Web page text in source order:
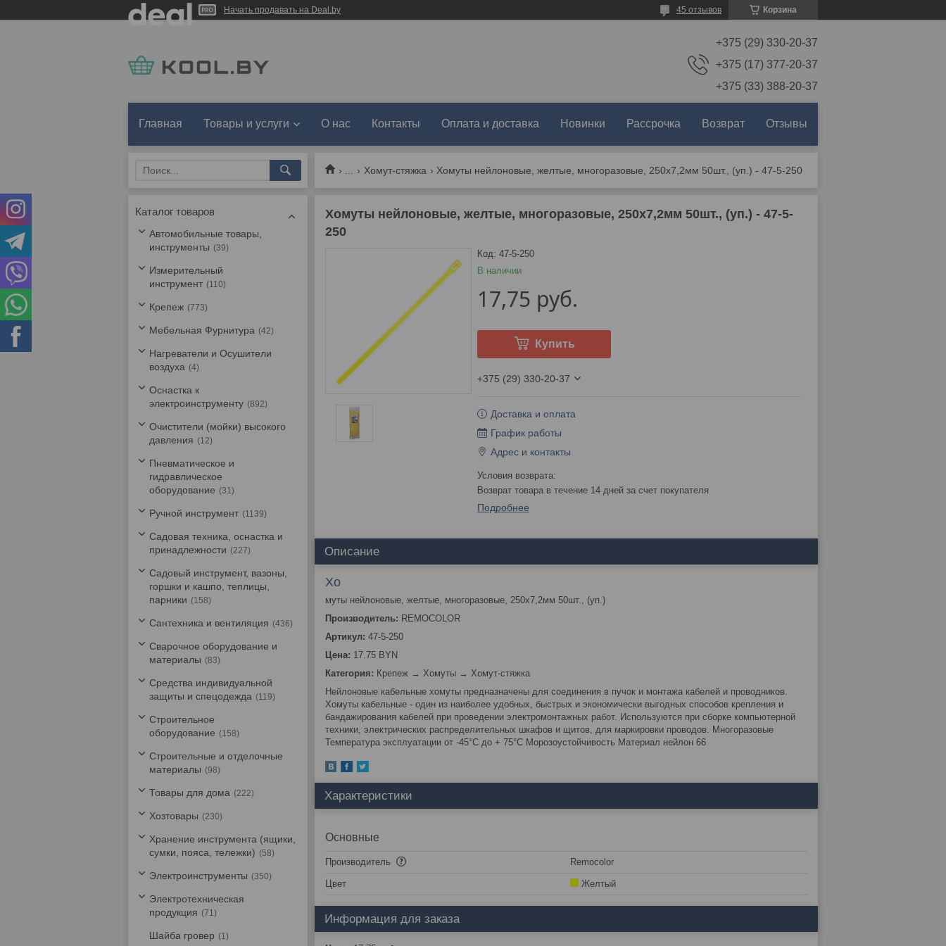
Начать продавать на Deal.by Корзина
45 отзывов
+375 (29) 330-20-37
+375 (17) 377-20-37
+375 (33) 388-20-37
Главная Товары и услуги О нас Контакты Оплата и доставка Новинки Рассрочка Возврат Отзывы
Хомут-стяжка Хомуты нейлоновые, желтые, многоразовые, 250х7,2мм 50шт., (уп.) - 47-5-250
Хомуты нейлоновые, желтые, многоразовые, 250х7,2мм 50шт., (уп.) - 47-5-
250
В наличии
Код: 47-5-250
17,75 руб.
Купить
+375 (29) 330-20-37
Доставка и оплата
График работы
Адрес и контакты
возврат товара в течение 14 дней за счет покупателя
Подробнее
Описание
Хо
муты нейлоновые, желтые, многоразовые, 250х7,2мм 50шт., (уп.)
Производитель: REMOCOLOR
Артикул: 47-5-250
Цена: 17.75 BYN
Категория: Крепеж → Хомуты → Хомут-стяжка
Нейлоновые кабельные хомуты предназначены для соединения в пучок и монтажа кабелей и проводников.
Хомуты кабельные - один из наиболее удобных, быстрых и экономически выгодных способов крепления и
бандажирования кабелей при проведении электромонтажных работ. Используются при сборке компьютерной
техники, электрических распределительных шкафов и щитов, для маркировки проводов. Многоразовые
Температура эксплуатации от -45°C до + 75°C Морозоустойчивость Материал нейлон 66
Характеристики
Основные
Производитель Remocolor
Цвет Желтый
Информация для заказа
Каталог товаров
Автомобильные товары,
инструменты
39
Измерительный
инструмент
110
Крепеж 773
Мебельная Фурнитура 42
Нагреватели и Осушители
воздуха
4
Оснастка к
электроинструменту
892
Очистители (мойки) высокого
давления
12
Пневматическое и
гидравлическое
оборудование
31
Ручной инструмент 1139
Садовая техника, оснастка и
принадлежности
227
Садовый инструмент, вазоны,
горшки и кашпо, теплицы,
парники
158
Сантехника и вентиляция 436
Сварочное оборудование и
материалы
83
Средства индивидуальной
защиты и спецодежда
119
Строительное
оборудование
158
Строительные и отделочные
материалы
98
Товары для дома 222
Хозтовары 230
Хранение инструмента (ящики,
сумки, пояса, тележки)
58
Электроинструменты 350
Электротехническая
продукция
71
Шайба гровер 1